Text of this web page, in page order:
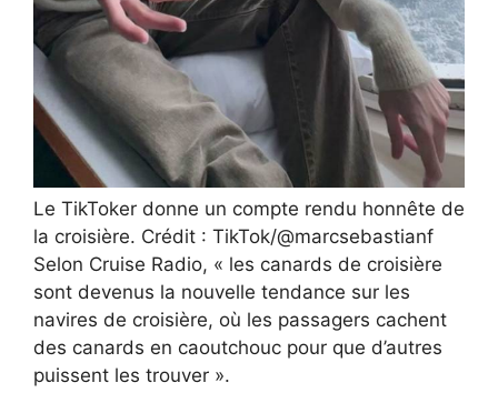
Le TikToker donne un compte rendu honnête de
la croisière. Crédit : TikTok/@marcsebastianf
Selon Cruise Radio, « les canards de croisière
sont devenus la nouvelle tendance sur les
navires de croisière, où les passagers cachent
des canards en caoutchouc pour que d’autres
puissent les trouver ».